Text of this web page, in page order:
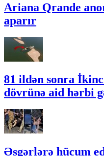
Ariana Qrande
aparır
81 ildən sonra
dövrünə aid hərbi
Əsgərlərə hücum